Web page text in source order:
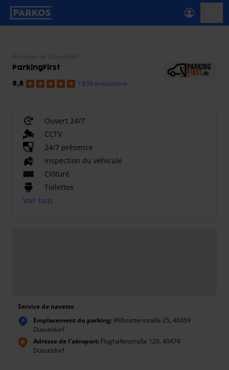
étiquette-de-navigation-principale
Aéroport de Düsseldorf
ParkingFirst
8,8 1.838 évaluations
Ouvert 24/7
CCTV
24/7 présence
Inspection du véhicule
Clôturé
Toilettes
Voir tous
Service de navette
P Emplacement du parking:Willstätterstraße 25, 40459
Düsseldorf
Adresse de l'aéroport: Flughafenstraße 120, 40474
Düsseldorf